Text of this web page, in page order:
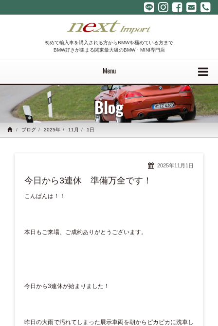
初めて輸入車を購入される方からBMWを極めている方まで
BMW好きが集まる関東最大級のBMW・MINI専門店
Menu
Blog
ブログ 2025年 11月 1日
2025年11月1日
今日から3連休 準備万全です！
こんばんは！！
本日もご来場、ご成約ありがとうございます。
今日から3連休が始まりました！
昨日の大雨で汚れてしまった展示車両を朝からピカピカに洗車し